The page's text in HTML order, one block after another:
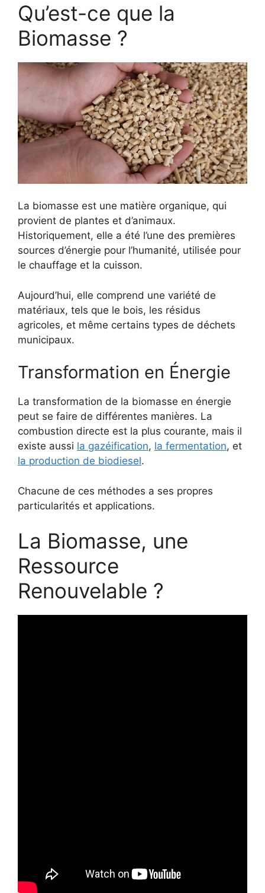
Qu’est-ce que la
Biomasse ?
La biomasse est une matière organique, qui
provient de plantes et d’animaux.
Historiquement, elle a été l’une des premières
sources d’énergie pour l’humanité, utilisée pour
le chauffage et la cuisson.
Aujourd’hui, elle comprend une variété de
matériaux, tels que le bois, les résidus
agricoles, et même certains types de déchets
municipaux.
Transformation en Énergie
La transformation de la biomasse en énergie
peut se faire de différentes manières. La
combustion directe est la plus courante, mais il
existe aussi la gazéification, la fermentation, et
la production de biodiesel.
Chacune de ces méthodes a ses propres
particularités et applications.
La Biomasse, une
Ressource
Renouvelable ?